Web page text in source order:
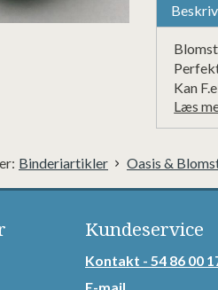
Kan
Våd
Læs
Binderiartikler Oasis &
Kundeservice
Kontakt - 54 86 00
E-mail